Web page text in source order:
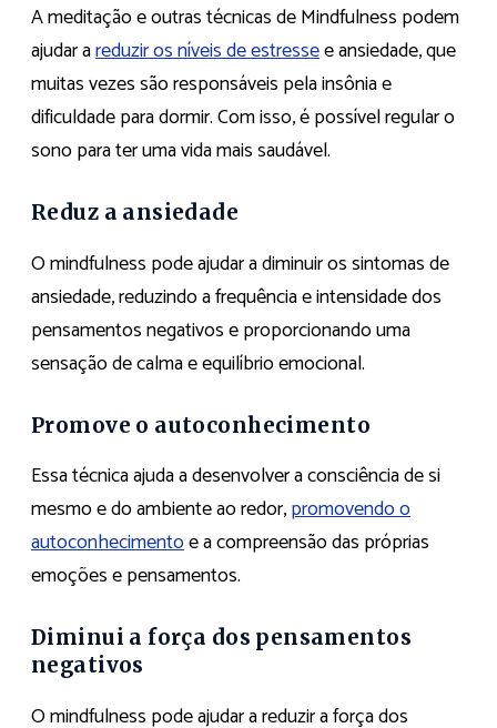
A meditação e outras técnicas de Mindfulness podem
ajudar areduzir os níveis de estressee ansiedade, que
muitas vezes são responsáveis pela insônia e
dificuldade para dormir. Com isso, é possível regular o
sono para ter uma vida mais saudável.
Reduz a ansiedade
O mindfulness pode ajudar a diminuir os sintomas de
ansiedade, reduzindo a frequência e intensidade dos
pensamentos negativos e proporcionando uma
sensação de calma e equilíbrio emocional.
Promove o autoconhecimento
Essa técnica ajuda a desenvolver a consciência de si
mesmo e do ambiente ao redor,promovendo o
autoconhecimentoe a compreensão das próprias
emoções e pensamentos.
Diminui a força dos pensamentos
negativos
O mindfulness pode ajudar a reduzir a força dos